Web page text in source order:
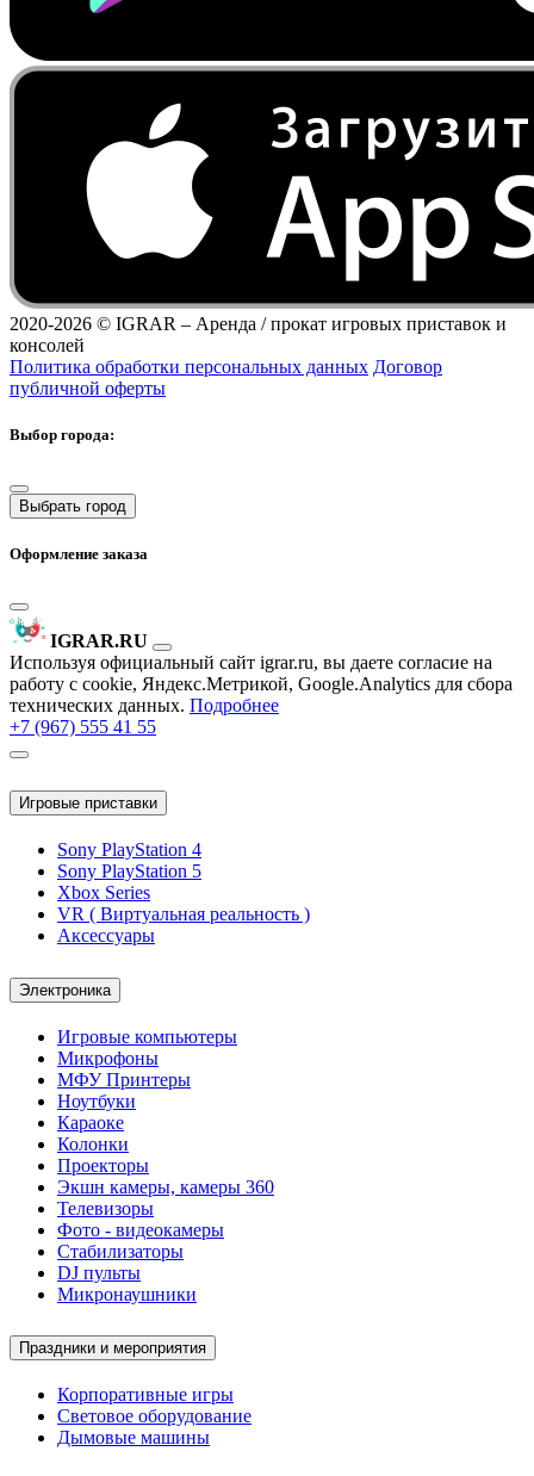
2020-2026 © IGRAR – Аренда / прокат игровых приставок и
консолей
Политика обработки персональных данных Договор
публичной оферты
Выбор города:
Выбрать город
Оформление заказа
IGRAR.RU
Используя официальный сайт igrar.ru, вы даете согласие на
работу с cookie, Яндекс.Метрикой, Google.Analytics для сбора
технических данных. Подробнее
+7 (967) 555 41 55
Игровые приставки
Sony PlayStation 4
Sony PlayStation 5
Xbox Series
VR ( Виртуальная реальность )
Аксессуары
Электроника
Игровые компьютеры
Микрофоны
МФУ Принтеры
Ноутбуки
Караоке
Колонки
Проекторы
Экшн камеры, камеры 360
Телевизоры
Фото - видеокамеры
Стабилизаторы
DJ пульты
Микронаушники
Праздники и мероприятия
Корпоративные игры
Световое оборудование
Дымовые машины